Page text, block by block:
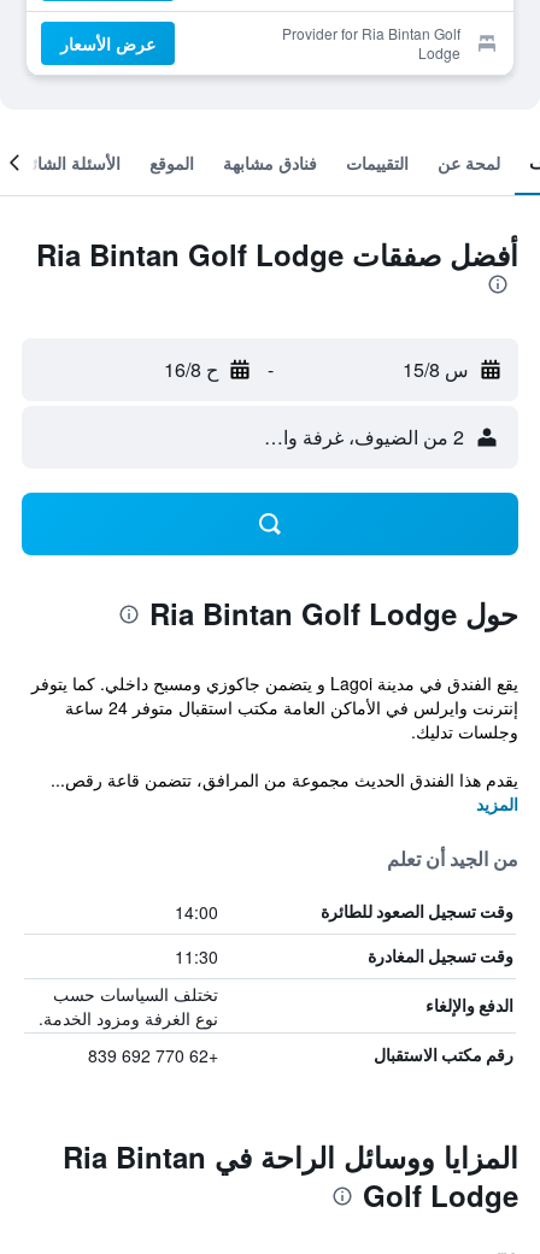
Provider for Ria Bintan Golf
Lodge
عرض الأسعار
لمحة عن التقييمات فنادق مشابهة الموقع الأسئلة الشائعة
أفضل صفقات Ria Bintan Golf Lodge
س 15/8 - ح 16/8
2 من الضيوف، غرفة واحدة
حول Ria Bintan Golf Lodge
يقع الفندق في مدينة Lagoi و يتضمن جاكوزي ومسبح داخلي. كما يتوفر
إنترنت وايرلس في الأماكن العامة مكتب استقبال متوفر 24 ساعة
وجلسات تدليك.
يقدم هذا الفندق الحديث مجموعة من المرافق، تتضمن قاعة رقص...
المزيد
من الجيد أن تعلم
وقت تسجيل الصعود للطائرة 14:00
وقت تسجيل المغادرة 11:30
الدفع والإلغاء
تختلف السياسات حسب
نوع الغرفة ومزود الخدمة.
رقم مكتب الاستقبال +62 770 692 839
المزايا ووسائل الراحة في Ria Bintan
Golf Lodge